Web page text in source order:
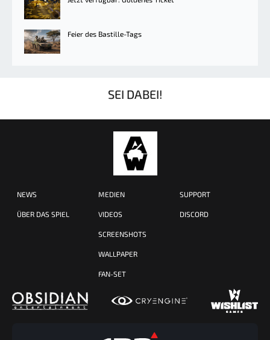
Feier des Bastille-Tags
SEI DABEI!
NEWS
ÜBER DAS SPIEL
MEDIEN
VIDEOS
SCREENSHOTS
WALLPAPER
FAN-SET
SUPPORT
DISCORD